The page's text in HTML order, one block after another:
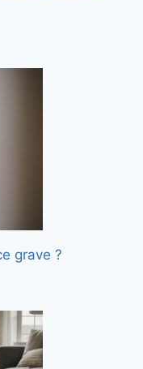
grave ?